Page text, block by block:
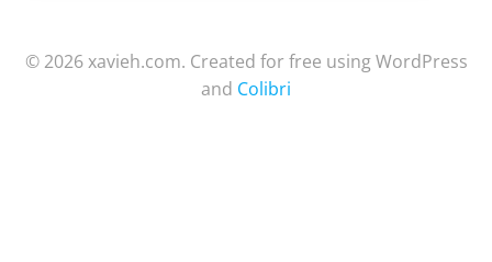
© 2026 xavieh.com. Created for free using WordPress
and Colibri